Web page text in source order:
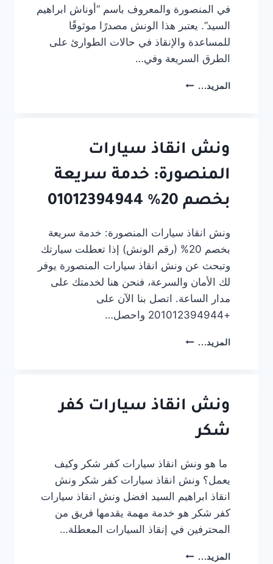
في المنصورة والمعروف باسم “أوناش ابراهيم
السيد”. يعتبر هذا الونش مصدرًا موثوقًا
للمساعدة والإنقاذ في حالات الطوارئ على
الطرق السريعة وفي…
المزيد... ونش
ابراهيم
السيد
ونش انقاذ سيارات
المنصورة: خدمة سريعة
بخصم 20% 01012394944
ونش انقاذ سيارات المنصورة: خدمة سريعة
بخصم 20% (رقم الونش) إذا تعطلت سيارتك
وتبحث عن ونش انقاذ سيارات المنصورة يوفر
لك الأمان والسرعة، فنحن هنا لخدمتك على
مدار الساعة. اتصل بنا الآن على
+201012394944 واحصل…
المزيد... ونش
سريعة
بخصم
01012394944
ونش انقاذ سيارات كفر
شكر
ما هو ونش انقاذ سيارات كفر شكر وكيف
يعمل؟ ونش انقاذ سيارات كفر شكر ونش
انقاذ ابراهيم السيد افضل ونش انقاذ سيارات
كفر شكر هو خدمة مهمة يقدمها فريق من
المحترفين في إنقاذ السيارات المعطلة…
المزيد... ونش